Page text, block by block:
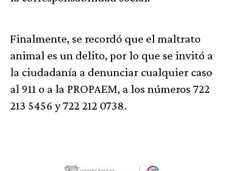
Finalmente, se recordó que el maltrato
animal es un delito, por lo que se invitó a
la ciudadanía a denunciar cualquier caso
al 911 o a la PROPAEM, a los números 722
213 5456 y 722 212 0738.